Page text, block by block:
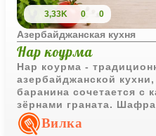
3,33K 0 0
Азербайджанская кухня
Нар коурма
Нар коурма -
азербайджанской
баранина сочетается с
зёрнами граната.
характерный аромат, а
более ярким.
Вилка